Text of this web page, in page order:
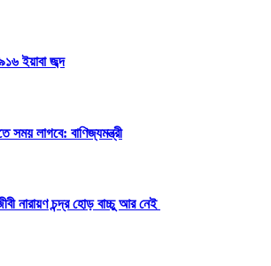
ইয়াবা জব্দ
সময় লাগবে: বাণিজ্যমন্ত্রী
নারায়ণ চন্দ্র হোড় বাচ্চু আর নেই